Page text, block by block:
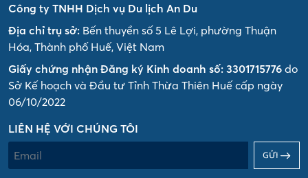
Công ty TNHH Dịch vụ Du lịch An Du
Địa chỉ trụ sở: Bến thuyền số 5 Lê Lợi, phường Thuận
Hóa, Thành phố Huế, Việt Nam
Giấy chứng nhận Đăng ký Kinh doanh số: 3301715776 do
Sở Kế hoạch và Đầu tư Tỉnh Thừa Thiên Huế cấp ngày
06/10/2022
LIÊN HỆ VỚI CHÚNG TÔI
GỬI